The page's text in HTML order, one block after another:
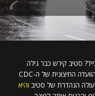
סטיב קירש כבר גילה
תושיה אל מול גרייס לי שהיא יושבת ראש הוועדה החיצונית של ה-CDC
והיא